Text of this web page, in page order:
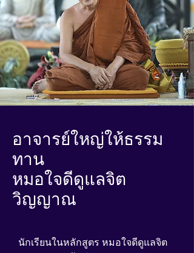
อาจารย์ใหญ่ให้ธรรม
ทาน
หมอใจดีดูแลจิต
วิญญาณ
นักเรียนในหลักสูตร หมอใจดีดูแลจิต